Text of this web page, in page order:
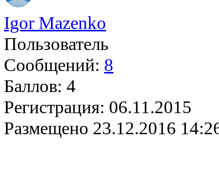
Igor Mazenko
Пользователь
Сообщений: 8
Баллов: 4
Регистрация: 06.11.2015
Размещено 23.12.2016